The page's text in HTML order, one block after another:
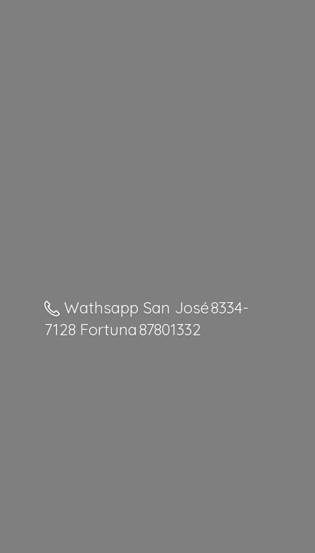
Wathsapp San José 8334-
7128 Fortuna 87801332